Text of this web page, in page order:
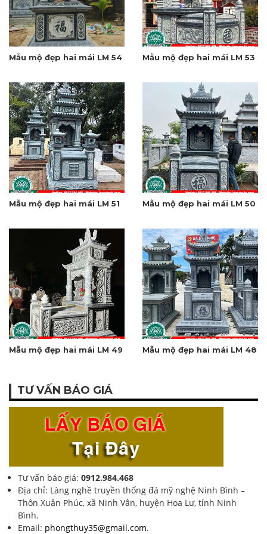
Mẫu mộ đẹp hai mái LM 54 Mẫu mộ đẹp hai mái LM 53
Mẫu mộ đẹp hai mái LM 51 Mẫu mộ đẹp hai mái LM 50
Mẫu mộ đẹp hai mái LM 49 Mẫu mộ đẹp hai mái LM 48
TƯ VẤN BÁO GIÁ
Tư vấn báo giá: 0912.984.468
Địa chỉ: Làng nghề truyền thống đá mỹ nghệ Ninh Bình –
Thôn Xuân Phúc, xã Ninh Vân, huyện Hoa Lư, tỉnh Ninh
Bình.
Email: phongthuy35@gmail.com.